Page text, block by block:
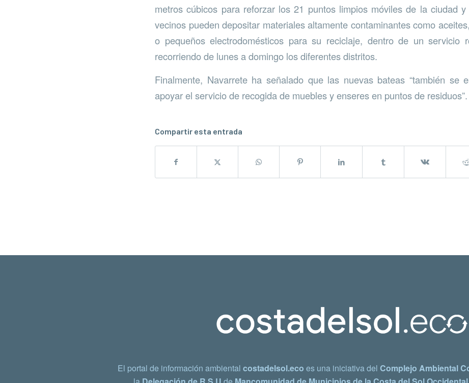
metros cúbicos para reforzar los 21 puntos limpios móviles de la ciudad
vecinos pueden depositar materiales altamente contaminantes como
o pequeños electrodomésticos para su reciclaje, dentro de un servicio
recorriendo de lunes a domingo los diferentes distritos.
Finalmente, Navarrete ha señalado que las nuevas bateas “también se
apoyar el servicio de recogida de muebles y enseres en puntos de residuos”.
Compartir esta entrada
El portal de información ambiental costadelsol.eco es una iniciativa del Complejo Ambiental